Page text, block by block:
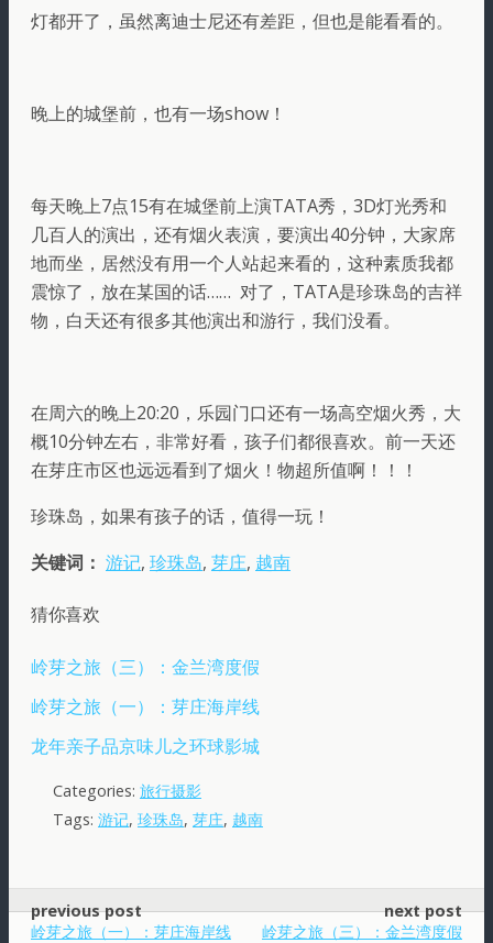
灯都开了，虽然离迪士尼还有差距，但也是能看看的。
晚上的城堡前，也有一场show！
每天晚上7点15有在城堡前上演TATA秀，3D灯光秀和
几百人的演出，还有烟火表演，要演出40分钟，大家席
地而坐，居然没有用一个人站起来看的，这种素质我都
震惊了，放在某国的话…… 对了，TATA是珍珠岛的吉祥
物，白天还有很多其他演出和游行，我们没看。
在周六的晚上20:20，乐园门口还有一场高空烟火秀，大
概10分钟左右，非常好看，孩子们都很喜欢。前一天还
在芽庄市区也远远看到了烟火！物超所值啊！！！
珍珠岛，如果有孩子的话，值得一玩！
关键词： 游记, 珍珠岛, 芽庄, 越南
猜你喜欢
岭芽之旅（三）：金兰湾度假
岭芽之旅（一）：芽庄海岸线
龙年亲子品京味儿之环球影城
Categories: 旅行摄影
Tags: 游记, 珍珠岛, 芽庄, 越南
previous post
岭芽之旅（一）：芽庄海岸线
next post
岭芽之旅（三）：金兰湾度假